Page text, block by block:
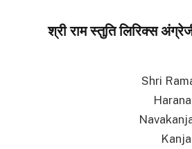
श्री राम स्तुति लिरिक्स
Shri